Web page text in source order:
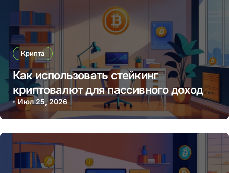
Крипта
Как использовать стейкинг
криптовалют для пассивного дохода
в 2025 году
Июл 25, 2026